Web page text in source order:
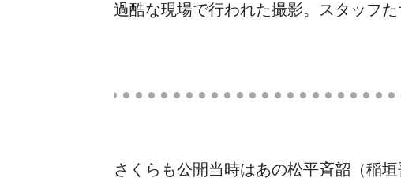
過酷な現場で行われた撮影。スタッフ
さくらも公開当時はあの松平斉韶（稲